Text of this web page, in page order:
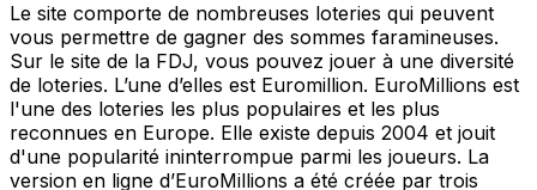
Le site comporte de nombreuses loteries qui peuvent
vous permettre de gagner des sommes faramineuses.
Sur le site de la FDJ, vous pouvez jouer à une diversité
de loteries. L’une d’elles est Euromillion. EuroMillions est
l'une des loteries les plus populaires et les plus
reconnues en Europe. Elle existe depuis 2004 et jouit
d'une popularité ininterrompue parmi les joueurs. La
version en ligne d’EuroMillions a été créée par trois